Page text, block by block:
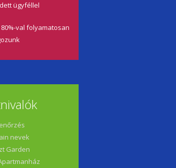
ügyféllel
val folyamatosan
nevek
Garden